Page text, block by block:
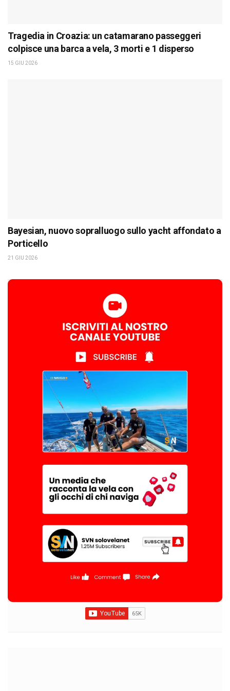
Tragedia in Croazia: un catamarano passeggeri
colpisce una barca a vela, 3 morti e 1 disperso
15 GIU 2026
Bayesian, nuovo sopralluogo sullo yacht affondato a
Porticello
21 GIU 2026